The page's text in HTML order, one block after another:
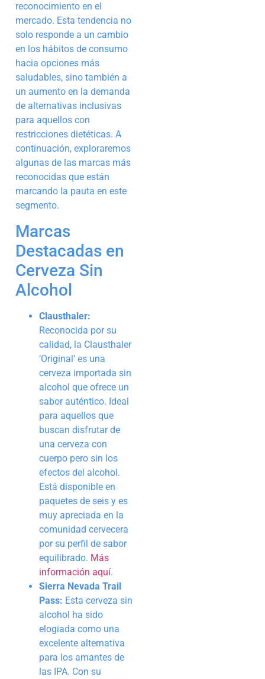
reconocimiento en el
mercado. Esta tendencia no
solo responde a un cambio
en los hábitos de consumo
hacia opciones más
saludables, sino también a
un aumento en la demanda
de alternativas inclusivas
para aquellos con
restricciones dietéticas. A
continuación, exploraremos
algunas de las marcas más
reconocidas que están
marcando la pauta en este
segmento.
Marcas
Destacadas en
Cerveza Sin
Alcohol
Clausthaler:
Reconocida por su
calidad, la Clausthaler
‘Original’ es una
cerveza importada sin
alcohol que ofrece un
sabor auténtico. Ideal
para aquellos que
buscan disfrutar de
una cerveza con
cuerpo pero sin los
efectos del alcohol.
Está disponible en
paquetes de seis y es
muy apreciada en la
comunidad cervecera
por su perfil de sabor
equilibrado. Más
información aquí.
Sierra Nevada Trail
Pass: Esta cerveza sin
alcohol ha sido
elogiada como una
excelente alternativa
para los amantes de
las IPA. Con su